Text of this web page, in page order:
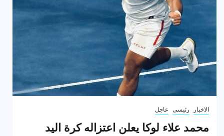
الاخبار رئيسى عاجل
محمد علاء لوكا يعلن اعتزاله كرة اليد